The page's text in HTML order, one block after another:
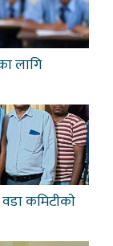
लागि
कमिटीकाे